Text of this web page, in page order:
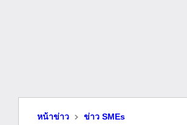
หน้าข่าว ข่าว SMEs